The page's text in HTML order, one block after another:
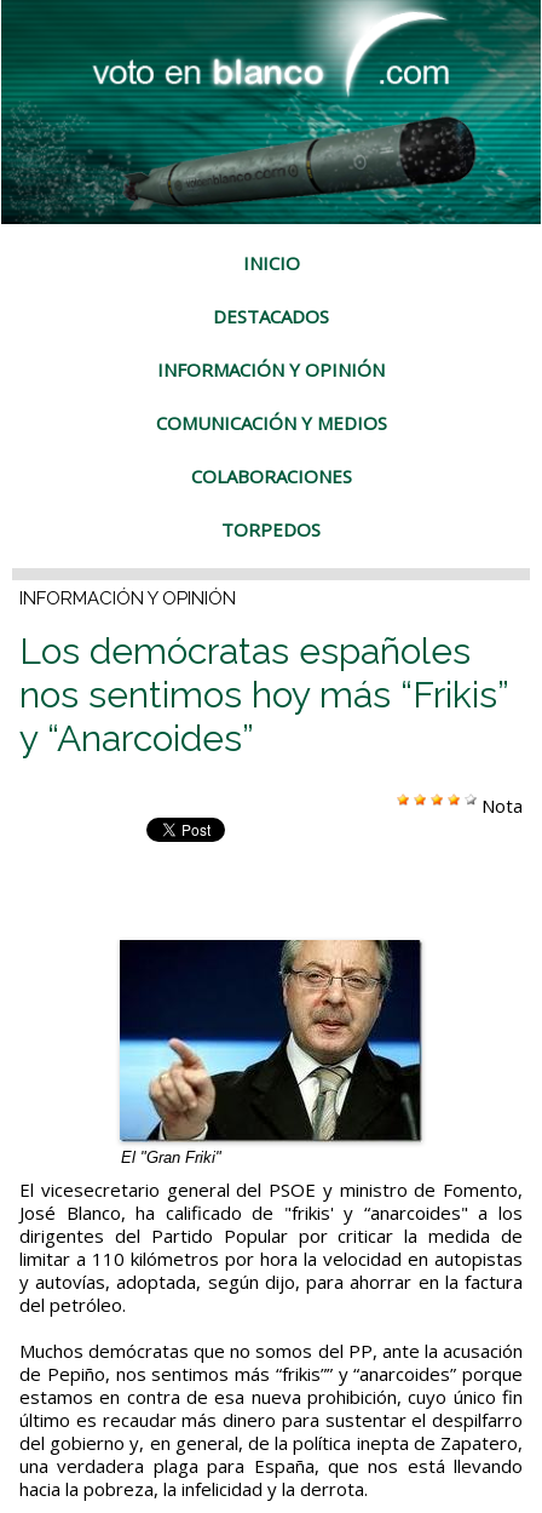
INICIO
DESTACADOS
INFORMACIÓN Y OPINIÓN
COMUNICACIÓN Y MEDIOS
COLABORACIONES
TORPEDOS
INFORMACIÓN Y OPINIÓN
Los demócratas españoles
nos sentimos hoy más “Frikis”
y “Anarcoides”
Nota
El "Gran Friki"
El vicesecretario general del PSOE y ministro de Fomento,
José Blanco, ha calificado de "frikis' y “anarcoides" a los
dirigentes del Partido Popular por criticar la medida de
limitar a 110 kilómetros por hora la velocidad en autopistas
y autovías, adoptada, según dijo, para ahorrar en la factura
del petróleo.
Muchos demócratas que no somos del PP, ante la acusación
de Pepiño, nos sentimos más “frikis”” y “anarcoides” porque
estamos en contra de esa nueva prohibición, cuyo único fin
último es recaudar más dinero para sustentar el despilfarro
del gobierno y, en general, de la política inepta de Zapatero,
una verdadera plaga para España, que nos está llevando
hacia la pobreza, la infelicidad y la derrota.